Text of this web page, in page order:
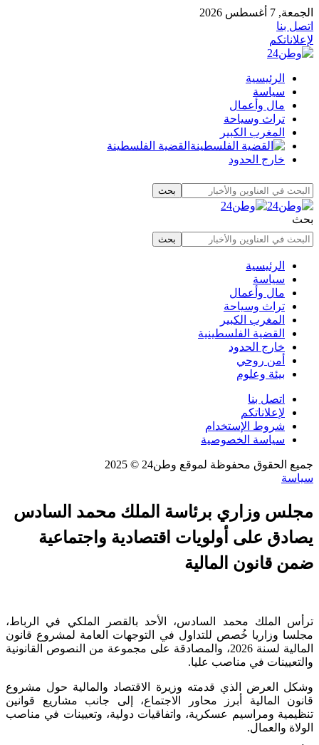
الجمعة, 7 أغسطس 2026
اتصل بنا
لإعلاناتكم
الرئيسية
سياسة
مال وأعمال
تراث وسياحة
المغرب الكبير
القضية الفلسطينة
خارج الحدود
بحث
الرئيسية
سياسة
مال وأعمال
تراث وسياحة
المغرب الكبير
القضية الفلسطينية
خارج الحدود
أمن روحي
بيئة وعلوم
اتصل بنا
لإعلاناتكم
شروط الإستخدام
سياسة الخصوصية
جميع الحقوق محفوظة لموقع وطن24 © 2025
سياسة
مجلس وزاري برئاسة الملك محمد السادس
يصادق على أولويات اقتصادية واجتماعية
ضمن قانون المالية
ترأس الملك محمد السادس، الأحد بالقصر الملكي في الرباط،
مجلسا وزاريا خُصص للتداول في التوجهات العامة لمشروع قانون
المالية لسنة 2026، والمصادقة على مجموعة من النصوص القانونية
والتعيينات في مناصب عليا.
وشكل العرض الذي قدمته وزيرة الاقتصاد والمالية حول مشروع
قانون المالية أبرز محاور الاجتماع، إلى جانب مشاريع قوانين
تنظيمية ومراسيم عسكرية، واتفاقيات دولية، وتعيينات في مناصب
الولاة والعمال.